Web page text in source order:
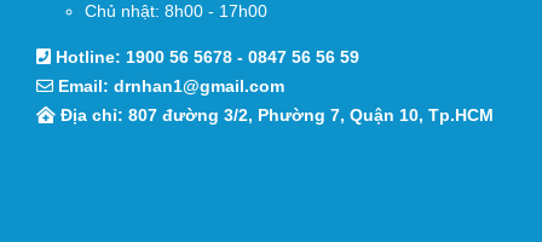
Chủ nhật: 8h00 - 17h00
Hotline: 1900 56 5678 - 0847 56 56 59
Email: drnhan1@gmail.com
Địa chỉ: 807 đường 3/2, Phường 7, Quận 10, Tp.HCM